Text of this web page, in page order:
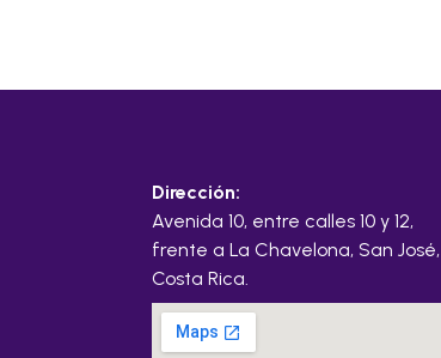
Dirección:
Avenida 10, entre calles 10 y 12,
frente a La Chavelona, San José,
Costa Rica.